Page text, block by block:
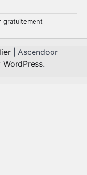
gratuitement
| Ascendoor
WordPress.